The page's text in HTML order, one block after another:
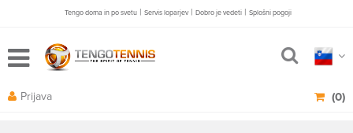
Tengo doma in po svetu | Servis loparjev | Dobro je vedeti | Splošni pogoji
(0)
Prijava